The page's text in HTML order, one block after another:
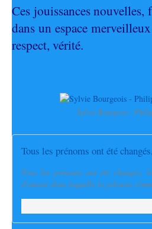
Ces jouissances
dans un espace
respect, vérité.
Sylvie Bourgeois -
Tous les prénoms ont été
Tous les prénoms ont été changés,
d'amour dans laquelle la jalousie